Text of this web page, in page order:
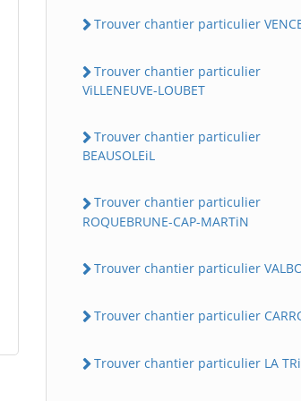
Trouver chantier particulier
Trouver chantier particulier
ViLLENEUVE-LOUBET
Trouver chantier particulier
BEAUSOLEiL
Trouver chantier particulier
ROQUEBRUNE-CAP-MARTiN
Trouver chantier particulier
Trouver chantier particulier
Trouver chantier particulier LA